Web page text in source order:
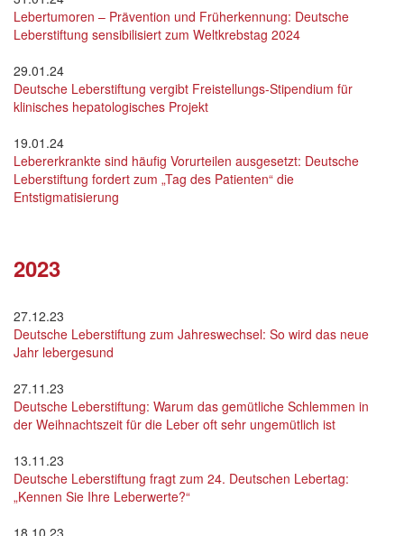
Lebertumoren – Prävention und Früherkennung: Deutsche
Leberstiftung sensibilisiert zum Weltkrebstag 2024
29.01.24
Deutsche Leberstiftung vergibt Freistellungs-Stipendium für
klinisches hepatologisches Projekt
19.01.24
Lebererkrankte sind häufig Vorurteilen ausgesetzt: Deutsche
Leberstiftung fordert zum „Tag des Patienten“ die
Entstigmatisierung
2023
27.12.23
Deutsche Leberstiftung zum Jahreswechsel: So wird das neue
Jahr lebergesund
27.11.23
Deutsche Leberstiftung: Warum das gemütliche Schlemmen in
der Weihnachtszeit für die Leber oft sehr ungemütlich ist
13.11.23
Deutsche Leberstiftung fragt zum 24. Deutschen Lebertag:
„Kennen Sie Ihre Leberwerte?“